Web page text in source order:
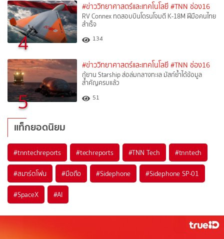
4
#ข่าววิทยาศาสตร์และเทคโนโลยี #TNN ช่อง16
RV Connex ทดสอบบินโดรนโจมตี K-18M ฝีมือคนไทย
สำเร็จ
134
5
#ข่าววิทยาศาสตร์และเทคโนโลยี #TNN ช่อง16
กู้ยาน Starship ส่อล่มกลางทะเล มัสก์ย้ำได้ข้อมูล
สำคัญครบแล้ว
51
แท็กยอดนิยม
#tnntechreports #techreports #TNN Tech #tnntech
#สมาร์ตโฟน #มือถือ #Sidephone #Sidephone SP-01
#SpaceX #AI